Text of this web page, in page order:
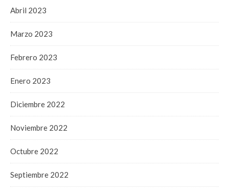
Abril 2023
Marzo 2023
Febrero 2023
Enero 2023
Diciembre 2022
Noviembre 2022
Octubre 2022
Septiembre 2022